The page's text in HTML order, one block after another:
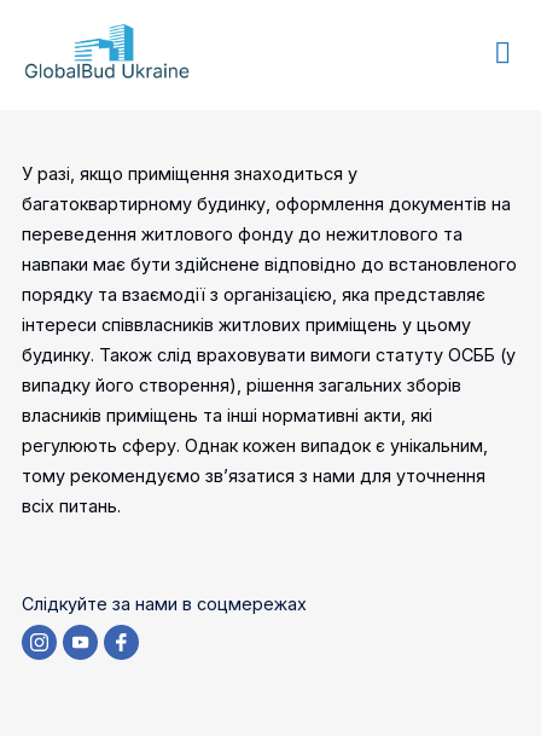
GLOBALBUD
У разі, якщо приміщення знаходиться у
багатоквартирному будинку, оформлення документів на
переведення житлового фонду до нежитлового та
навпаки має бути здійснене відповідно до встановленого
порядку та взаємодії з організацією, яка представляє
інтереси співвласників житлових приміщень у цьому
будинку. Також слід враховувати вимоги статуту ОСББ (у
випадку його створення), рішення загальних зборів
власників приміщень та інші нормативні акти, які
регулюють сферу. Однак кожен випадок є унікальним,
тому рекомендуємо зв’язатися з нами для уточнення
всіх питань.
Слідкуйте за нами в соцмережах